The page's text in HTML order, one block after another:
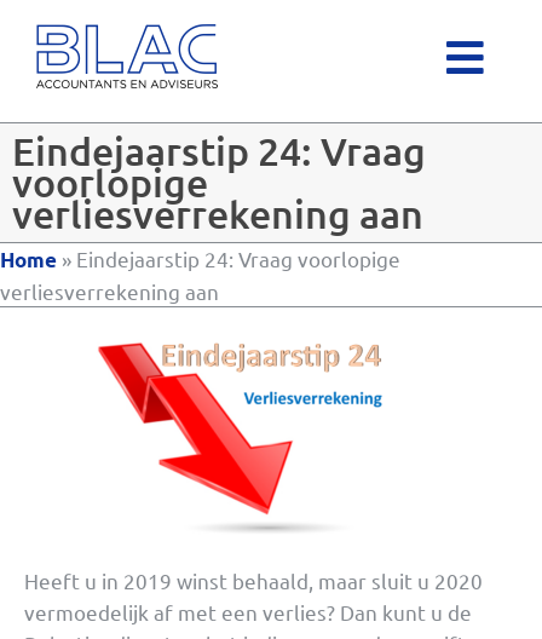
Eindejaarstip 24: Vraag
voorlopige
verliesverrekening aan
Home » Eindejaarstip 24: Vraag voorlopige
verliesverrekening aan
Heeft u in 2019 winst behaald, maar sluit u 2020
vermoedelijk af met een verlies? Dan kunt u de